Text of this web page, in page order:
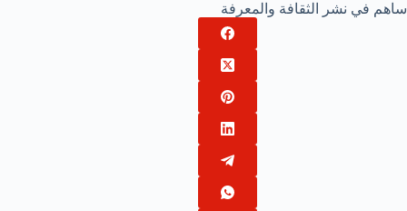
ساهم في نشر الثقافة والمعرفة